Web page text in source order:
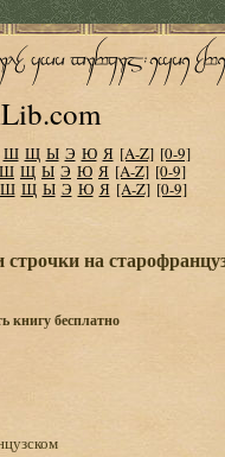
Ш Щ Ы Э Ю Я [A-Z] [0-9]
Ш Щ Ы Э Ю Я [A-Z] [0-9]
Ш Щ Ы Э Ю Я [A-Z] [0-9]
на
книгу бесплатно